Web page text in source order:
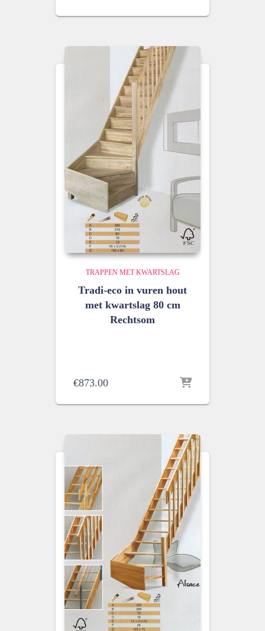
TRAPPEN MET KWARTSLAG
Tradi-eco in vuren hout
met kwartslag 80 cm
Rechtsom
€873.00